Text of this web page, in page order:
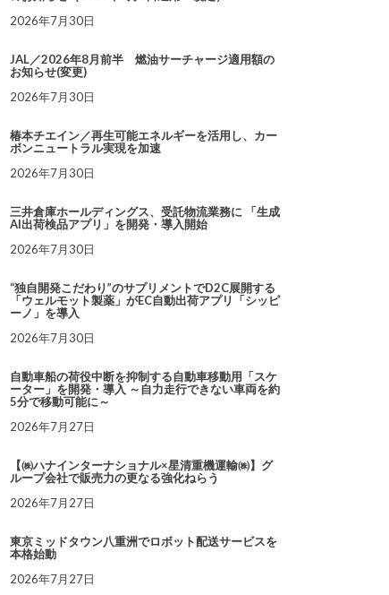
2026年7月30日
JAL／2026年8月前半 燃油サーチャージ適用額の
お知らせ(変更)
2026年7月30日
椿本チエイン／再生可能エネルギーを活用し、カー
ボンニュートラル実現を加速
2026年7月30日
三井倉庫ホールディングス、受託物流業務に 「生成
AI出荷検品アプリ」を開発・導入開始
2026年7月30日
“独自開発こだわり”のサプリメントでD2C展開する
「ウェルモット製薬」がEC自動出荷アプリ「シッピ
ーノ」を導入
2026年7月30日
自動車船の荷役中断を抑制する自動車移動用「スケ
ーター」を開発・導入 ～自力走行できない車両を約
5分で移動可能に～
2026年7月27日
【㈱ハナインターナショナル×星清重機運輸㈱】グ
ループ会社で販売力の更なる強化ねらう
2026年7月27日
東京ミッドタウン八重洲でロボット配送サービスを
本格始動
2026年7月27日